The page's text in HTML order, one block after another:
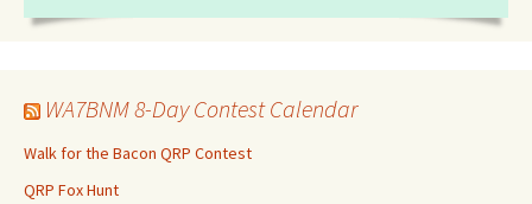
WA7BNM 8-Day Contest Calendar
Walk for the Bacon QRP Contest
QRP Fox Hunt